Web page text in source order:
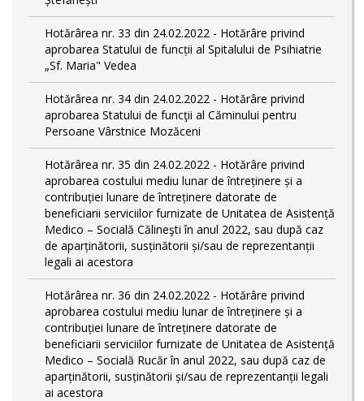
Hotărârea nr. 33 din 24.02.2022 - Hotărâre privind
aprobarea Statului de funcții al Spitalului de Psihiatrie
„Sf. Maria" Vedea
Hotărârea nr. 34 din 24.02.2022 - Hotărâre privind
aprobarea Statului de funcţii al Căminului pentru
Persoane Vârstnice Mozăceni
Hotărârea nr. 35 din 24.02.2022 - Hotărâre privind
aprobarea costului mediu lunar de întreținere și a
contribuției lunare de întreținere datorate de
beneficiarii serviciilor furnizate de Unitatea de Asistență
Medico – Socială Călineşti în anul 2022, sau după caz
de aparținătorii, susținătorii și/sau de reprezentanții
legali ai acestora
Hotărârea nr. 36 din 24.02.2022 - Hotărâre privind
aprobarea costului mediu lunar de întreținere și a
contribuției lunare de întreținere datorate de
beneficiarii serviciilor furnizate de Unitatea de Asistență
Medico – Socială Rucăr în anul 2022, sau după caz de
aparținătorii, susținătorii și/sau de reprezentanții legali
ai acestora